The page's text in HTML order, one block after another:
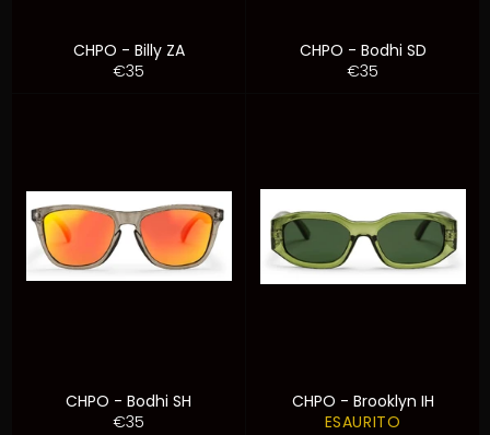
CHPO - Billy ZA
Prezzo
€35
CHPO - Bodhi SD
Prezzo
€35
CHPO - Bodhi SH
Prezzo
€35
CHPO - Brooklyn IH
ESAURITO